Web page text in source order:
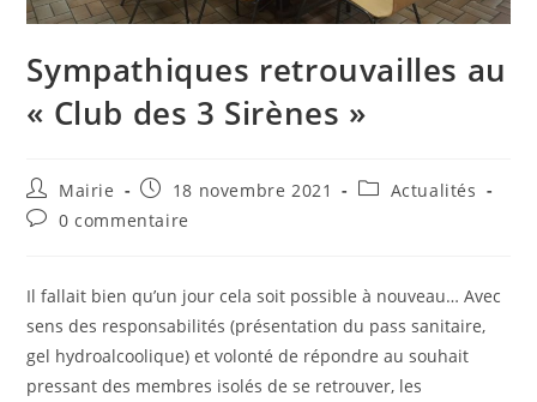
Sympathiques retrouvailles au
« Club des 3 Sirènes »
Auteur/autrice
de
la
Mairie
Publication
publiée :
18 novembre 2021
PostActualités
Commentaires
publication :
0 commentaire
Il fallait bien qu’un jour cela soit possible à nouveau… Avec
sens des responsabilités (présentation du pass sanitaire,
gel hydroalcoolique) et volonté de répondre au souhait
pressant des membres isolés de se retrouver, les